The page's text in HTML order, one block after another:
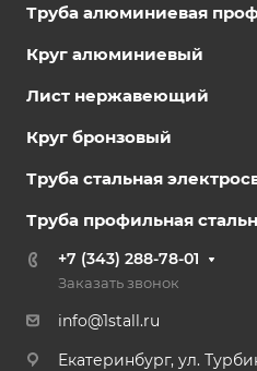
Труба алюминиевая
Круг алюминиевый
Лист нержавеющий
Круг бронзовый
Труба стальная
Труба профильная
+7 (343) 288-78-01
Заказать звонок
info@1stall.ru
Екатеринбург, ул.